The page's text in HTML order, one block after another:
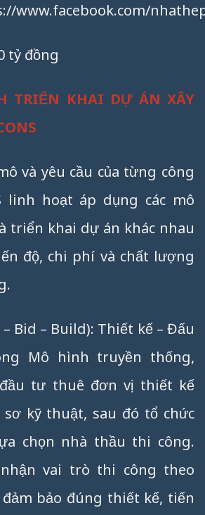
www.facebook.com/
tỷ đồng
TRIỂN KHAI DỰ ÁN XÂY
và yêu cầu của từng công
linh hoạt áp dụng các mô
triển khai dự án khác nhau
độ, chi phí và chất lượng
– Bid – Build): Thiết kế – Đấu
Mô hình truyền thống,
tư thuê đơn vị thiết kế
kỹ thuật, sau đó tổ chức
chọn nhà thầu thi công.
nhận vai trò thi công theo
đảm bảo đúng thiết kế, tiến